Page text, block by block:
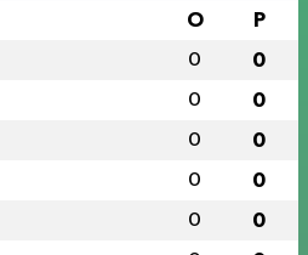
O P
0 0
0 0
0 0
0 0
0 0